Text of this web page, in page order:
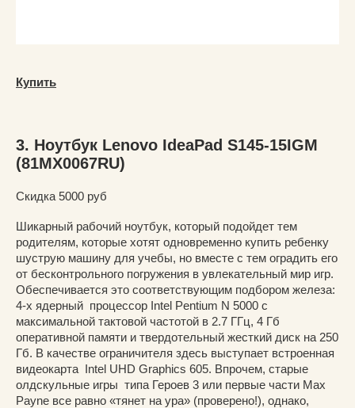
Купить
3. Ноутбук Lenovo IdeaPad S145-15IGM
(81МХ0067RU)
Скидка 5000 руб
Шикарный рабочий ноутбук, который подойдет тем
родителям, которые хотят одновременно купить ребенку
шуструю машину для учебы, но вместе с тем оградить его
от бесконтрольного погружения в увлекательный мир игр.
Обеспечивается это соответствующим подбором железа:
4-х ядерный процессор Intel Pentium N 5000 с
максимальной тактовой частотой в 2.7 ГГц, 4 Гб
оперативной памяти и твердотельный жесткий диск на 250
Гб. В качестве ограничителя здесь выступает встроенная
видеокарта Intel UHD Graphics 605. Впрочем, старые
олдскульные игры типа Героев 3 или первые части Max
Payne все равно «тянет на ура» (проверено!), однако,